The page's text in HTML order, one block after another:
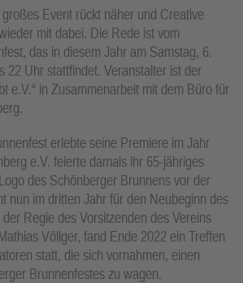
Event rückt näher und Creative
mit dabei. Die Rede ist vom
das in diesem Jahr am Samstag, 6.
22 Uhr stattfindet. Veranstalter ist der
e.V.“ in Zusammenarbeit mit dem Büro für
erlebte seine Premiere im Jahr
e.V. feierte damals ihr 65-jähriges
des Schönberger Brunnens vor der
nun im dritten Jahr für den Neubeginn des
Regie des Vorsitzenden des Vereins
Völlger, fand Ende 2022 ein Treffen
statt, die sich vornahmen, einen
Brunnenfestes zu wagen.
U
N
K
TI
O
N
E
N